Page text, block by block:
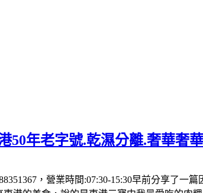
50年老字號.乾濕分離.奢華奢
，營業時間:07:30-15:30早前分享了一